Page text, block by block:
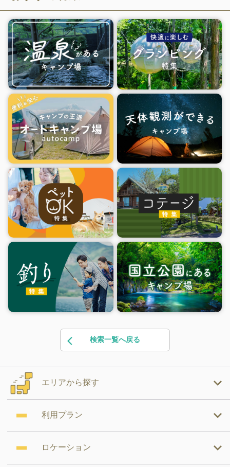
検索一覧へ戻る
エリアから探す
利用プラン
ロケーション